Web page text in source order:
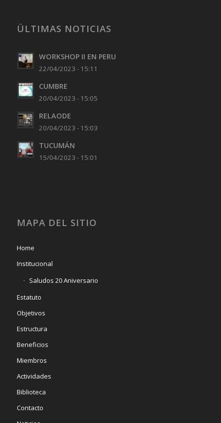
ÜLTIMAS NOTICIAS
WORKSHOP II EN PERU
22/04/2023 - 15:11
CUMBRE
20/04/2023 - 15:05
RELAODE
20/04/2023 - 15:03
TUCUMÁN
15/04/2023 - 15:01
MAPA DEL SITIO
Home
Institucional
Saludos 20 Aniversario
Estatuto
Objetivos
Estructura
Beneficios
Miembros
Actividades
Biblioteca
Contacto